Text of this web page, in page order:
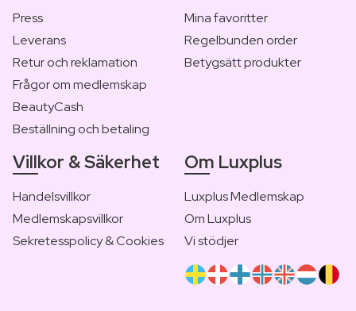
Press
Leverans
Retur och reklamation
Frågor om medlemskap
BeautyCash
Beställning och betaling
Mina favoritter
Regelbunden order
Betygsätt produkter
Villkor & Säkerhet
Handelsvillkor
Medlemskapsvillkor
Sekretesspolicy & Cookies
Om Luxplus
Luxplus Medlemskap
Om Luxplus
Vi stödjer